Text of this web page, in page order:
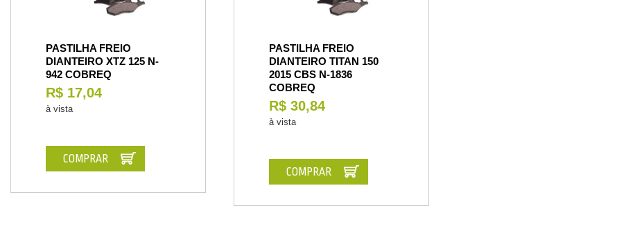
PASTILHA FREIO
DIANTEIRO XTZ 125 N-
942 COBREQ
R$ 17,04
à vista
COMPRAR
PASTILHA FREIO
DIANTEIRO TITAN 150
2015 CBS N-1836
COBREQ
R$ 30,84
à vista
COMPRAR